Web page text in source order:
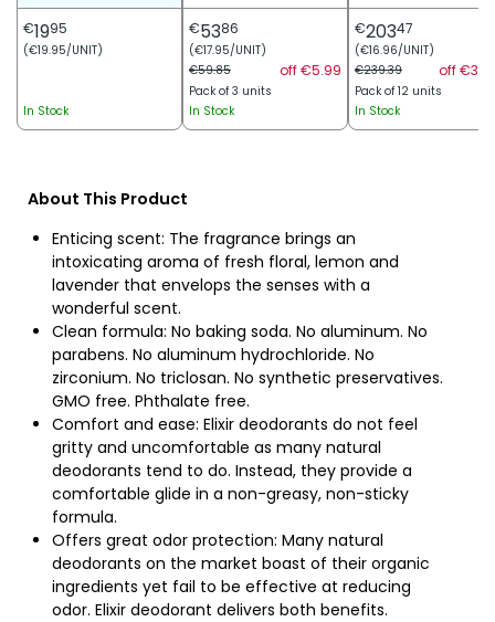
€1995
(€19.95/UNIT)
In Stock
€5386
(€17.95/UNIT)
€59.85
off €5.99
Pack of 3 units
In Stock
€20347
(€16.96/UNIT)
€239.39
off
Pack of 12 units
In Stock
About This Product
Enticing scent: The fragrance brings an
intoxicating aroma of fresh floral, lemon and
lavender that envelops the senses with a
wonderful scent.
Clean formula: No baking soda. No aluminum. No
parabens. No aluminum hydrochloride. No
zirconium. No triclosan. No synthetic preservatives.
GMO free. Phthalate free.
Comfort and ease: Elixir deodorants do not feel
gritty and uncomfortable as many natural
deodorants tend to do. Instead, they provide a
comfortable glide in a non-greasy, non-sticky
formula.
Offers great odor protection: Many natural
deodorants on the market boast of their organic
ingredients yet fail to be effective at reducing
odor. Elixir deodorant delivers both benefits.